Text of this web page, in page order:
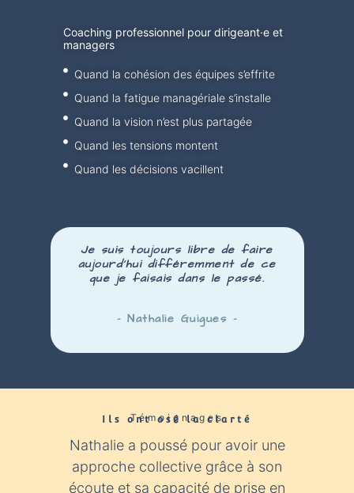
Je suis toujours libre de faire
aujourd’hui différemmentde ce
que je faisais dans le passé.
– Nathalie Guigues –
Coaching professionnel pour dirigeant·e et
managers
Quand la cohésion des équipes s’effrite
Quand la fatigue managériale s’installe
Quand la vision n’est plus partagée
Quand les tensions montent
Quand les décisions vacillent
Témoignages
Ils ont osé la clarté​
Nathalie a poussé pour avoir une
approche collective grâce à son
écoute et sa capacité de prise en